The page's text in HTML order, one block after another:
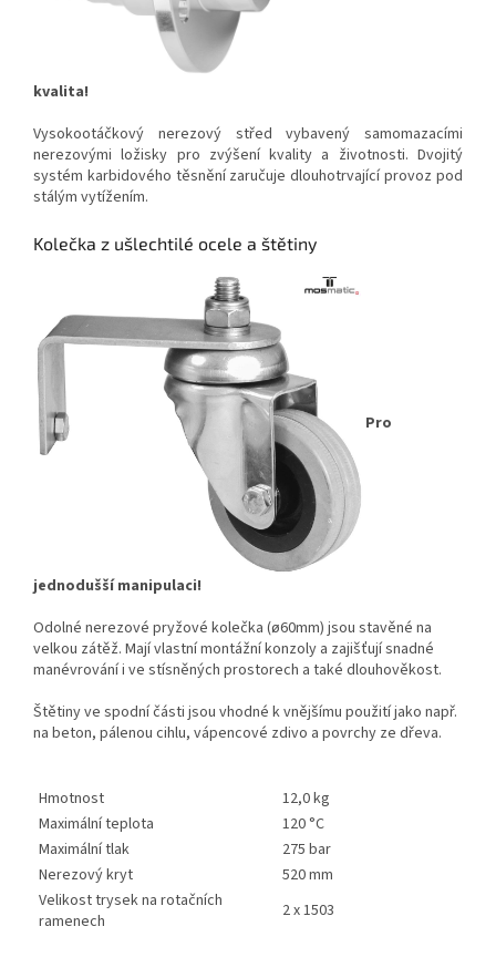
kvalita!
Vysokootáčkový nerezový střed vybavený samomazacími
nerezovými ložisky pro zvýšení kvality a životnosti. Dvojitý
systém karbidového těsnění zaručuje dlouhotrvající provoz pod
stálým vytížením.
Kolečka z ušlechtilé ocele a štětiny
Pro
jednodušší manipulaci!
Odolné nerezové pryžové kolečka (ø60mm) jsou stavěné na
velkou zátěž. Mají vlastní montážní konzoly a zajišťují snadné
manévrování i ve stísněných prostorech a také dlouhověkost.
Štětiny ve spodní části jsou vhodné k vnějšímu použití jako např.
na beton, pálenou cihlu, vápencové zdivo a povrchy ze dřeva.
Hmotnost
12,0 kg
Maximální teplota
120 °C
Maximální tlak
275 bar
Nerezový kryt
520 mm
Velikost trysek na rotačních
ramenech
2 x 1503